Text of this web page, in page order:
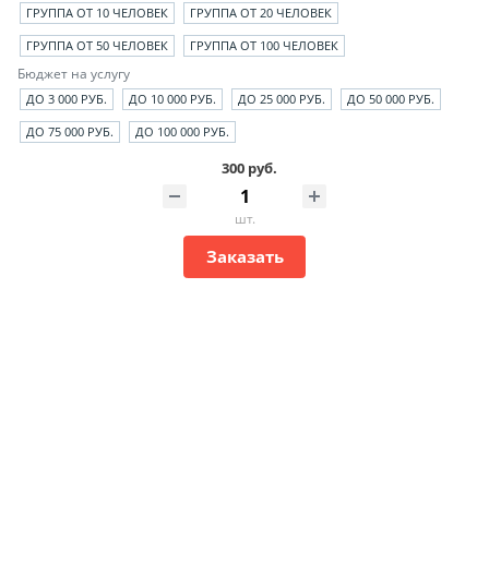
ГРУППА ОТ 10 ЧЕЛОВЕК
ГРУППА ОТ 20 ЧЕЛОВЕК
ГРУППА ОТ 50 ЧЕЛОВЕК
ГРУППА ОТ 100 ЧЕЛОВЕК
Бюджет на услугу
ДО 3 000 РУБ. ДО 10 000 РУБ. ДО 25 000 РУБ.
ДО 50 000 РУБ.
ДО 75 000 РУБ.
ДО 100 000 РУБ.
300 руб.
шт.
Заказать